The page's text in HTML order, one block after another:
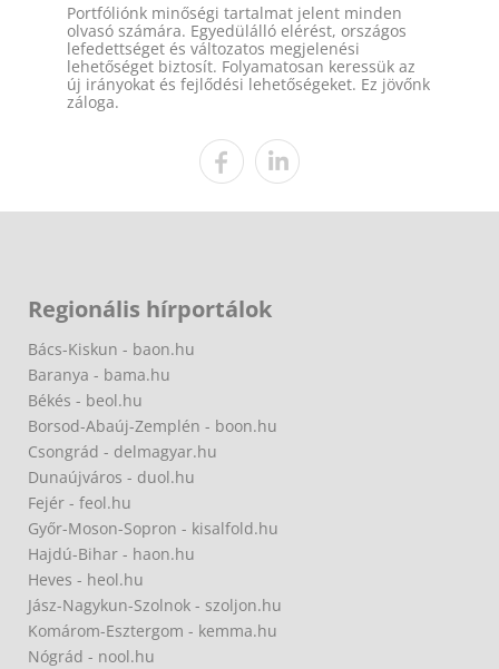
Portfóliónk minőségi tartalmat jelent minden
olvasó számára. Egyedülálló elérést, országos
lefedettséget és változatos megjelenési
lehetőséget biztosít. Folyamatosan keressük az
új irányokat és fejlődési lehetőségeket. Ez jövőnk
záloga.
Regionális hírportálok
Bács-Kiskun - baon.hu
Baranya - bama.hu
Békés - beol.hu
Borsod-Abaúj-Zemplén - boon.hu
Csongrád - delmagyar.hu
Dunaújváros - duol.hu
Fejér - feol.hu
Győr-Moson-Sopron - kisalfold.hu
Hajdú-Bihar - haon.hu
Heves - heol.hu
Jász-Nagykun-Szolnok - szoljon.hu
Komárom-Esztergom - kemma.hu
Nógrád - nool.hu